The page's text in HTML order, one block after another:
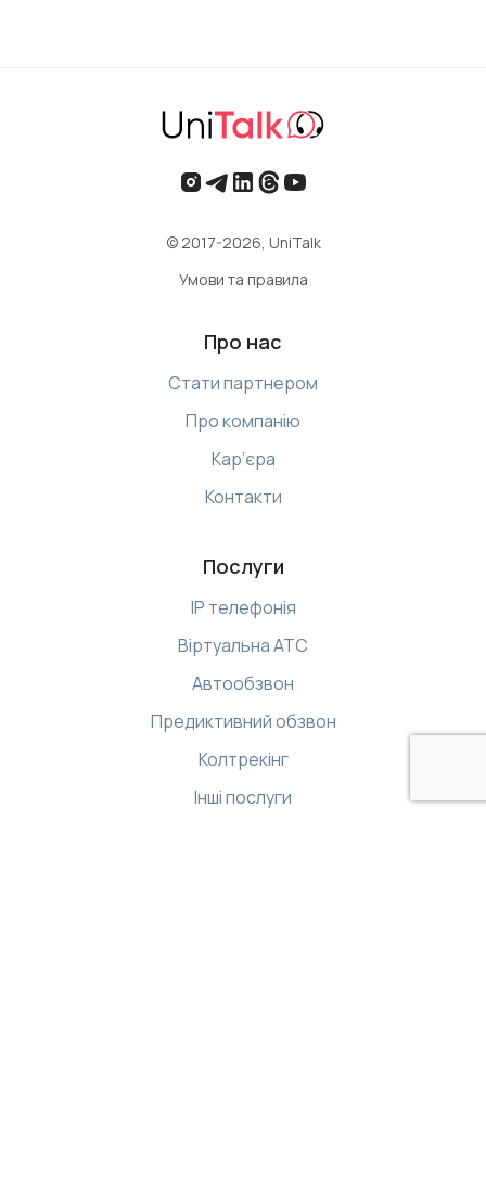
© 2017-2026, UniTalk
Умови та правила
Про нас
Стати партнером
Про компанію
Кар’єра
Контакти
Послуги
IP телефонія
Віртуальна АТС
Автообзвон
Предиктивний обзвон
Колтрекінг
Інші послуги